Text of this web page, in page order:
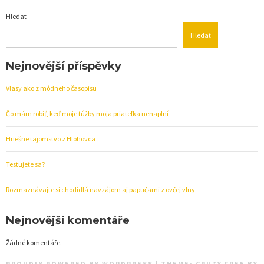
Hledat
Hledat
Nejnovější příspěvky
Vlasy ako z módneho časopisu
Čo mám robiť, keď moje túžby moja priateľka nenaplní
Hriešne tajomstvo z Hlohovca
Testujete sa?
Rozmaznávajte si chodidlá navzájom aj papučami z ovčej vlny
Nejnovější komentáře
Žádné komentáře.